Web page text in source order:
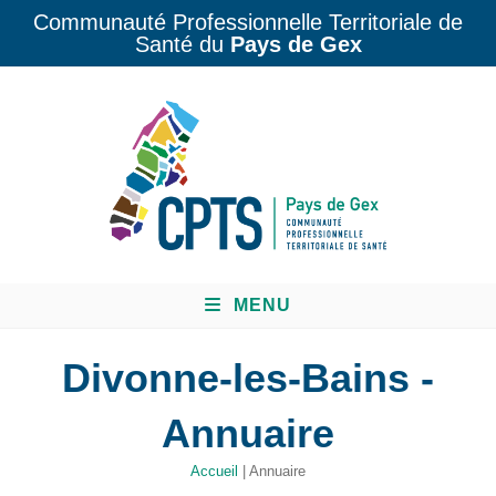
Communauté Professionnelle Territoriale de
Santé du Pays de Gex
MENU
Divonne-les-Bains -
Annuaire
Accueil | Annuaire